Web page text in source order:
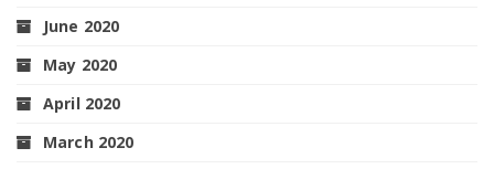
June 2020
May 2020
April 2020
March 2020